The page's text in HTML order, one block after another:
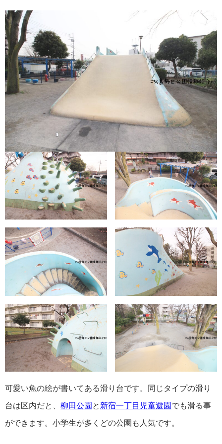
可愛い魚の絵が書いてある滑り台です。同じタイプの滑り
台は区内だと、 柳田公園 と 新宿一丁目児童遊園 でも滑る事
ができます。小学生が多くどの公園も人気です。